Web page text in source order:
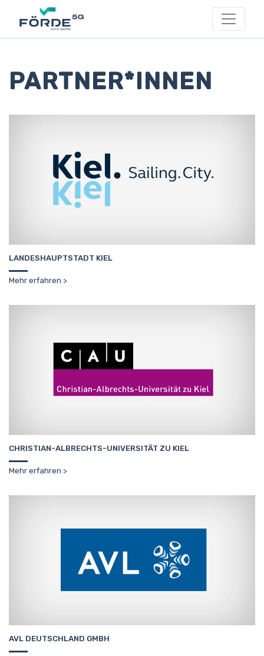
PARTNER*INNEN
LANDESHAUPTSTADT KIEL
Mehr erfahren
CHRISTIAN-ALBRECHTS-UNIVERSITÄT ZU KIEL
Mehr erfahren
AVL DEUTSCHLAND GMBH